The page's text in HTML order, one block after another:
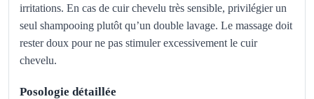
irritations. En cas de cuir chevelu très sensible, privilégier un
seul shampooing plutôt qu’un double lavage. Le massage doit
rester doux pour ne pas stimuler excessivement le cuir
chevelu.
Posologie détaillée